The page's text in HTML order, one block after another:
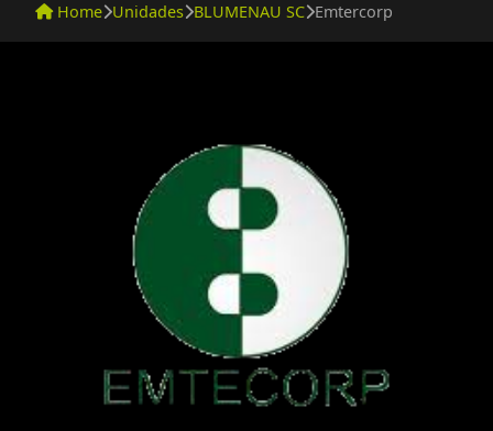
Home Unidades BLUMENAU SC Emtercorp